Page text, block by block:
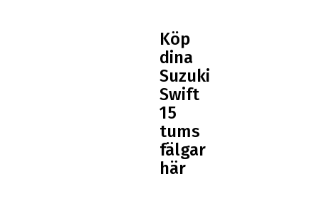
Köp
dina
Suzuki
Swift
15
tums
fälgar
här